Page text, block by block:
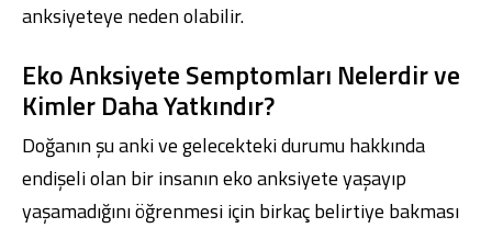
anksiyeteye neden olabilir.
Eko Anksiyete Semptomları Nelerdir ve
Kimler Daha Yatkındır?
Doğanın şu anki ve gelecekteki durumu hakkında
endişeli olan bir insanın eko anksiyete yaşayıp
yaşamadığını öğrenmesi için birkaç belirtiye bakması